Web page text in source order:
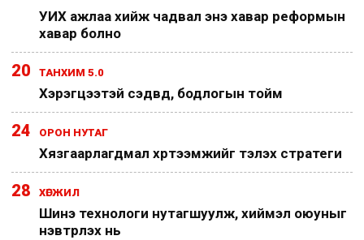
УИХ ажлаа хийж чадвал энэ хавар реформын
хавар болно
20 ТАНХИМ 5.0
Хэрэгцээтэй сэдвүүд, бодлогын тойм
24 ОРОН НУТАГ
Хязгаарлагдмал хүртээмжийг тэлэх стратеги
28 ХӨГЖИЛ
Шинэ технологи нутагшуулж, хиймэл оюуныг
нэвтрүүлэх нь